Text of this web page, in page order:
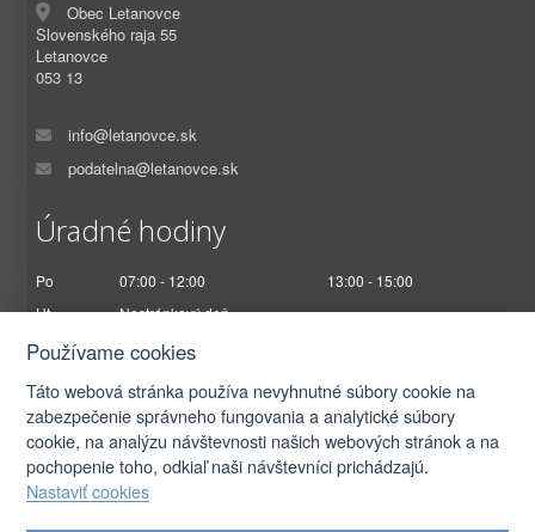
Obec Letanovce
Slovenského raja 55
Letanovce
053 13
info@letanovce.sk
podatelna@letanovce.sk
Úradné hodiny
Po 07:00 - 12:00
13:00 - 15:00
Ut
Nestránkový deň
St
07:00 - 12:00
Pi
07:00 - 12:30
Používame cookies
Táto webová stránka používa nevyhnutné súbory cookie na
zabezpečenie správneho fungovania a analytické súbory
cookie, na analýzu návštevnosti našich webových stránok a na
pochopenie toho, odkiaľ naši návštevníci prichádzajú.
Nastaviť cookies